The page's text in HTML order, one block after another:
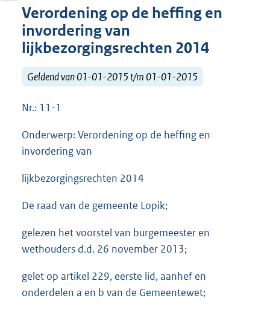
Verordening op de heffing en
invordering van
lijkbezorgingsrechten 2014
Geldend van 01-01-2015 t/m 01-01-2015
Nr.: 11-1
Onderwerp: Verordening op de heffing en
invordering van
lijkbezorgingsrechten 2014
De raad van de gemeente Lopik;
gelezen het voorstel van burgemeester en
wethouders d.d. 26 november 2013;
gelet op artikel 229, eerste lid, aanhef en
onderdelen a en b van de Gemeentewet;